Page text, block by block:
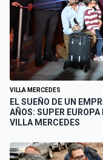
VILLA MERCEDES
EL SUEÑO DE UN
AÑOS: SUPER
VILLA MERCEDES